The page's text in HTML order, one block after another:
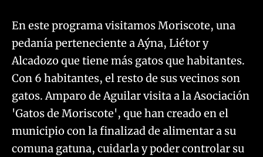
​En este programa visitamos Moriscote, una
pedanía perteneciente a Aýna, Liétor y
Alcadozo que tiene más gatos que habitantes.
Con 6 habitantes, el resto de sus vecinos son
gatos. Amparo de Aguilar visita a la Asociación
'Gatos de Moriscote', que han creado en el
municipio con la finalizad de alimentar a su
comuna gatuna, cuidarla y poder controlar su